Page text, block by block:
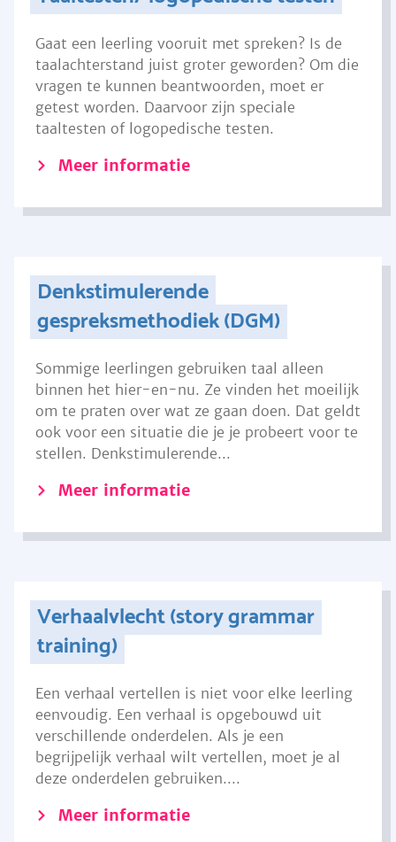
Gaat een leerling vooruit met spreken? Is de
taalachterstand juist groter geworden? Om die
vragen te kunnen beantwoorden, moet er
getest worden. Daarvoor zijn speciale
taaltesten of logopedische testen.
Meer informatie
Denkstimulerende
gespreksmethodiek (DGM)
Sommige leerlingen gebruiken taal alleen
binnen het hier-en-nu. Ze vinden het moeilijk
om te praten over wat ze gaan doen. Dat geldt
ook voor een situatie die je je probeert voor te
stellen. Denkstimulerende...
Meer informatie
Verhaalvlecht (story grammar
training)
Een verhaal vertellen is niet voor elke leerling
eenvoudig. Een verhaal is opgebouwd uit
verschillende onderdelen. Als je een
begrijpelijk verhaal wilt vertellen, moet je al
deze onderdelen gebruiken....
Meer informatie